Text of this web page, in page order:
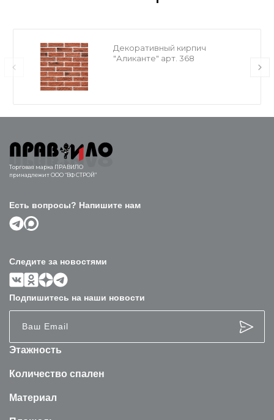
Декоративный кирпич
"Аликанте" арт. 368
Торговая марка ПРАВИЛО
принадлежит ООО “ВФ СТРОЙ”
Есть вопросы? Напишите нам
Следите за новостями
Подпишитесь на наши новости
Этажность
Количество спален
Материал